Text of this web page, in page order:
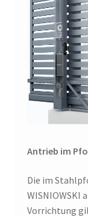
Antrieb im
Die im
WISNIOWSKI
Vorrichtung